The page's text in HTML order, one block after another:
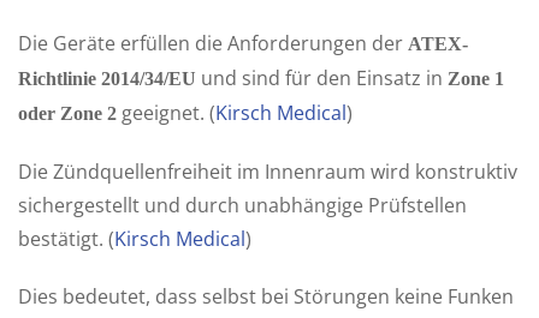
Die Geräte erfüllen die Anforderungen der ATEX-
Richtlinie 2014/34/EU und sind für den Einsatz in Zone 1
oder Zone 2 geeignet. (Kirsch Medical)
Die Zündquellenfreiheit im Innenraum wird konstruktiv
sichergestellt und durch unabhängige Prüfstellen
bestätigt. (Kirsch Medical)
Dies bedeutet, dass selbst bei Störungen keine Funken